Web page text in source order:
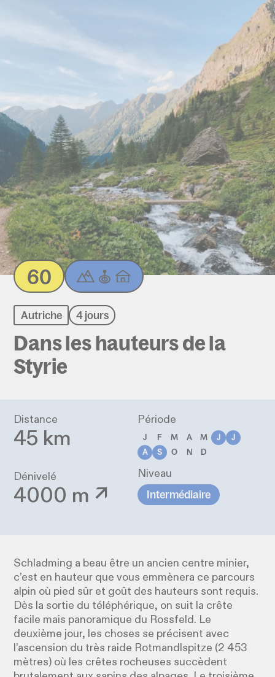
60
Autriche 4 jours
Dans les hauteurs de la
Styrie
Distance
45 km
Dénivelé
4000 m ↗
Période
J
F M A M J
J
A
S O N
D
Niveau
Intermédiaire
Schladming a beau être un ancien centre minier,
c’est en hauteur que vous emmènera ce parcours
alpin où pied sûr et goût des hauteurs sont requis.
Dès la sortie du téléphérique, on suit la crête
facile mais panoramique du Rossfeld. Le
deuxième jour, les choses se précisent avec
l’ascension du très raide Rotmandlspitze (2 453
mètres) où les crêtes rocheuses succèdent